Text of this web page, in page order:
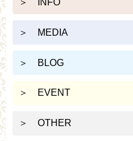
＞ INFO
＞ MEDIA
＞ BLOG
＞ EVENT
＞ OTHER